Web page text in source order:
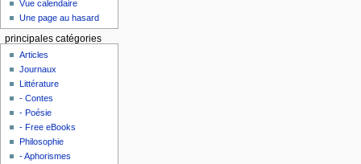
Vue calendaire
Une page au hasard
principales catégories
Articles
Journaux
Littérature
- Contes
- Poésie
- Free eBooks
Philosophie
- Aphorismes